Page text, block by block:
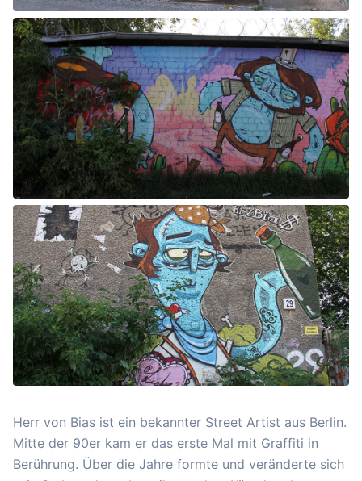
Herr von Bias ist ein bekannter Street Artist aus Berlin.
Mitte der 90er kam er das erste Mal mit Graffiti in
Berührung. Über die Jahre formte und veränderte sich